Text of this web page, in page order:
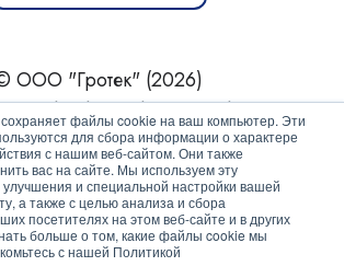
файлы cookie на ваш компьютер. Эти
для сбора информации о характере
с нашим веб-сайтом. Они также
вас на сайте. Мы используем эту
и специальной настройки вашей
а также с целью анализа и сбора
посетителях на этом веб-сайте и в других
больше о том, какие файлы cookie мы
с нашей Политикой
ООО "Гротек" (2026)
|Обзоры|Журнал|О нас
конфиденциальности
персональных данных